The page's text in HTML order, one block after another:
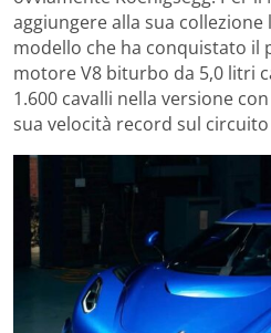
aggiungere alla sua collezione
modello che ha conquistato il
motore V8 biturbo da 5,0 litri
1.600 cavalli nella versione
sua velocità record sul circuito